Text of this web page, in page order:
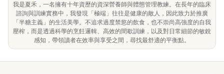
我是夏禾，一名擁有十年資歷的資深營養師與體態管理教練。在長年的臨床
諮詢與訓練實務中，我發現「極端」往往是健康的敵人，因此致力於推廣
「半糖主義」的生活美學。不追求過度禁慾的飲食，也不崇尚高強度的自我
壓榨，而是透過科學的烹飪邏輯、高效的間歇訓練，以及對日常細節的敏銳
感知，帶領讀者在效率與享受之間，尋找最舒適的平衡點。